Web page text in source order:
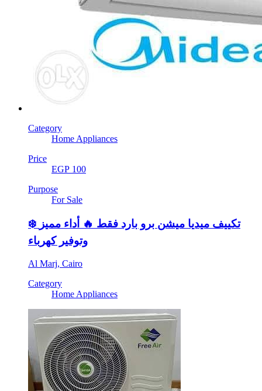
Category
Home Appliances
Price
EGP 100
Purpose
For Sale
❄️ تكييف ميديا ميشن برو بارد فقط 🔥 أداء مميز
وتوفير كهرباء
Al Marj, Cairo
Category
Home Appliances